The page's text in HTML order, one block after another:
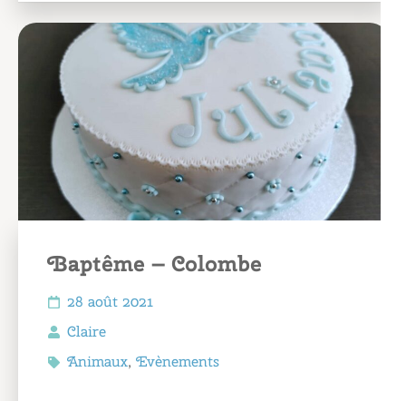
Baptême – Colombe
28 août 2021
Claire
Animaux, Evènements